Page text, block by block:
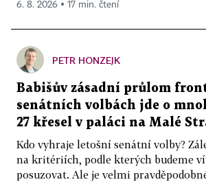
6. 8. 2026 ▪ 17 min. čtení
PETR HONZEJK
Babišův zásadní průlom
senátních volbách jde o
27 křesel v paláci na Malé
Kdo vyhraje letošní senátní volby?
na kritériích, podle kterých budeme
posuzovat. Ale je velmi